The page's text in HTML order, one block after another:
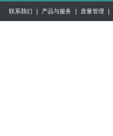
联系我们 产品与服务 质量管理